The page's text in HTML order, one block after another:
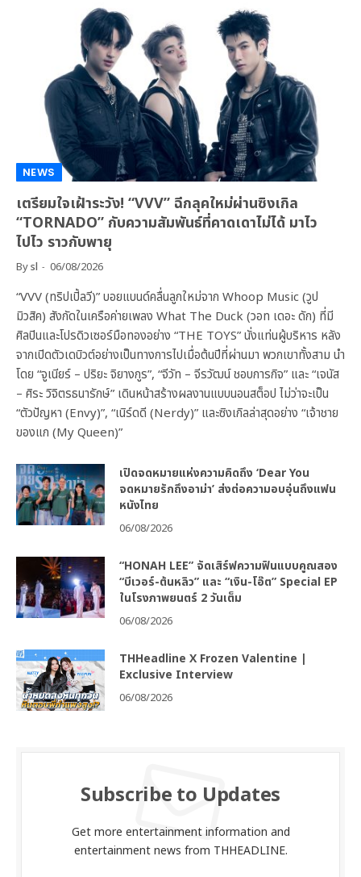
NEWS
เตรียมใจเฝ้าระวัง! “VVV” ฉีกลุคใหม่ผ่านซิงเกิล
“TORNADO” กับความสัมพันธ์ที่คาดเดาไม่ได้ มาไว
ไปไว ราวกับพายุ
Bysl 06/08/2026
“VVV (ทริปเปิ้ลวี)” บอยแบนด์คลื่นลูกใหม่จาก Whoop Music (วูป
มิวสิค) สังกัดในเครือค่ายเพลง What The Duck (วอท เดอะ ดัก) ที่มี
ศิลปินและโปรดิวเซอร์มือทองอย่าง “THE TOYS” นั่งแท่นผู้บริหาร หลัง
จากเปิดตัวเดบิวต์อย่างเป็นทางการไปเมื่อต้นปีที่ผ่านมา พวกเขาทั้งสาม นำ
โดย “จูเนียร์ – ปริยะ จิยางกูร”, “จีวัท – จีรวัฒน์ ชอบการกิจ” และ “เจนัส
– ศิระ วิจิตรธนารักษ์” เดินหน้าสร้างผลงานแบบนอนสต็อป ไม่ว่าจะเป็น
“ตัวปัญหา (Envy)”, “เนิร์ดดี (Nerdy)” และซิงเกิลล่าสุดอย่าง “เจ้าชาย
ของแก (My Queen)”
เปิดจดหมายแห่งความคิดถึง ‘Dear You
จดหมายรักถึงอาม่า’ ส่งต่อความอบอุ่นถึงแฟน
หนังไทย
06/08/2026
“HONAH LEE” จัดเสิร์ฟความฟินแบบคูณสอง
“บีเวอร์-ต้นหลิว” และ “เงิน-โอ๊ต” Special EP
ในโรงภาพยนตร์ 2 วันเต็ม
06/08/2026
THHeadline X Frozen Valentine |
Exclusive Interview
06/08/2026
Subscribe to Updates
Get more entertainment information and
entertainment news from THHEADLINE.